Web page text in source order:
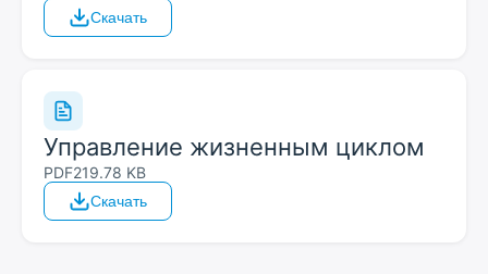
Скачать
Управление жизненным циклом
PDF219.78 KB
Скачать